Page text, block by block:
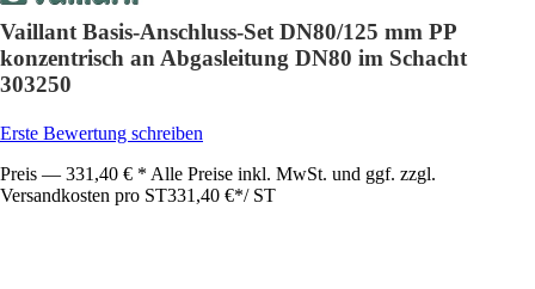
Vaillant Basis-Anschluss-Set DN80/125 mm PP
konzentrisch an Abgasleitung DN80 im Schacht
303250
Erste Bewertung schreiben
Preis — 331,40 € * Alle Preise inkl. MwSt. und ggf. zzgl.
Versandkosten pro ST331,40 €*/ ST